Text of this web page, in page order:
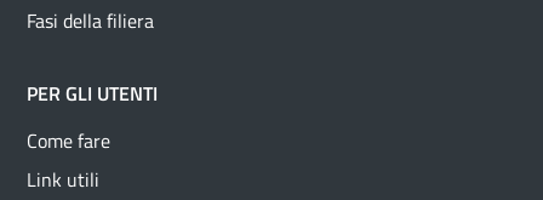
Fasi della filiera
PER GLI UTENTI
Come fare
Link utili